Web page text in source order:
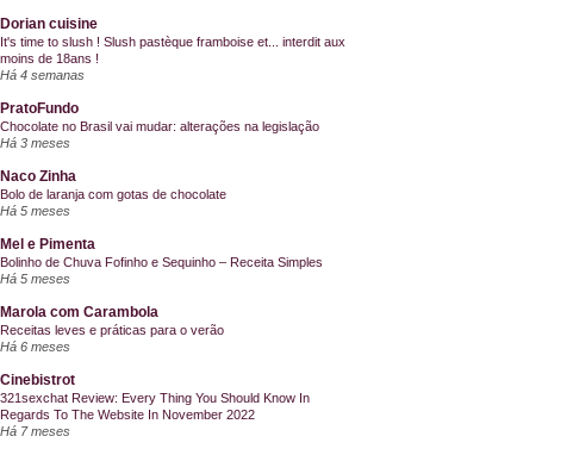
Dorian cuisine
It's time to slush ! Slush pastèque framboise et... interdit aux
moins de 18ans !
Há 4 semanas
PratoFundo
Chocolate no Brasil vai mudar: alterações na legislação
Há 3 meses
Naco Zinha
Bolo de laranja com gotas de chocolate
Há 5 meses
Mel e Pimenta
Bolinho de Chuva Fofinho e Sequinho – Receita Simples
Há 5 meses
Marola com Carambola
Receitas leves e práticas para o verão
Há 6 meses
Cinebistrot
321sexchat Review: Every Thing You Should Know In
Regards To The Website In November 2022
Há 7 meses